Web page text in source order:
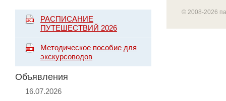
РАСПИСАНИЕ
ПУТЕШЕСТВИЙ 2026
Методическое пособие для
экскурсоводов
Объявления
16.07.2026
© 2008-2026